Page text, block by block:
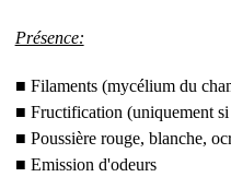
Présence:
■ Filaments (mycélium du
■ Fructification (uniquement
■ Poussière rouge, blanche,
■ Emission d'odeurs